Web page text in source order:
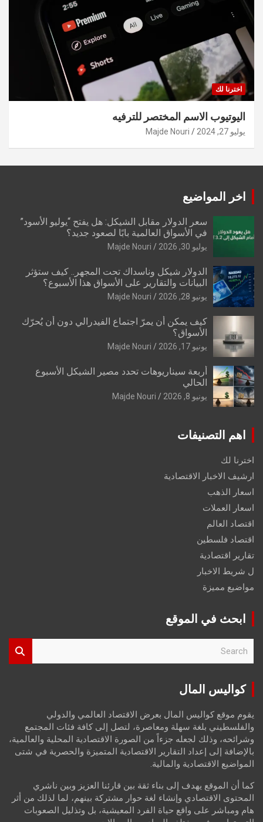
اخترنا لك
اليوتيوب الاسم المختصر للترفيه
يوليو 27, 2024 Majde Nouri
اخر المواضيع
سعر الدولار مقابل الشيكل: هل يفتح “يوليو الأسود”
في الأسواق العالمية بابًا لصعود جديد؟
يوليو 30, 2026 Majde Nouri
الدولار شيكل وناسداك تحت المجهر.. كيف ستؤثر
البيانات والتقارير على الأسواق هذا الأسبوع؟
يونيو 28, 2026 Majde Nouri
كيف يمكن أن يمرّ اجتماع الفيدرالي دون أن يُحرّك
الأسواق؟
يونيو 17, 2026 Majde Nouri
أربعة سيناريوهات تحدد مصير الشيكل الأسبوع
الحالي
يونيو 8, 2026 Majde Nouri
اهم التصنيفات
اخترنا لك
ارشيف الاخبار الاقتصادية
اسعار الذهب
اسعار العملات
اقتصاد العالم
اقتصاد فلسطين
تقارير اقتصادية
ل شريط الاخبار
مواضيع مميزة
ابحث في الموقع
r
كواليس المال
يقوم موقع كواليس المال بعرض الاقتصاد العالمي والدولي
والفلسطيني بلغة سهلة ومعاصرة، لتصل إلى كافة فئات المجتمع
وشرائحه، وذلك لجعله جزءاً من الصورة الاقتصادية المحلية والعالمية،
بالإضافة إلى إعداد التقارير الاقتصادية المتميزة والحصرية في شتى
المواضيع الاقتصادية والمالية.
كما أن الموقع يهدف إلى بناء ثقة بين قارئنا العزيز وبين ناشري
المحتوى الاقتصادي وإنشاء لغة حوار مشتركة بينهم، لما لذلك من أثر
هام ومباشر على واقع حياة الفرد المعيشية، بل وتذليل الصعوبات